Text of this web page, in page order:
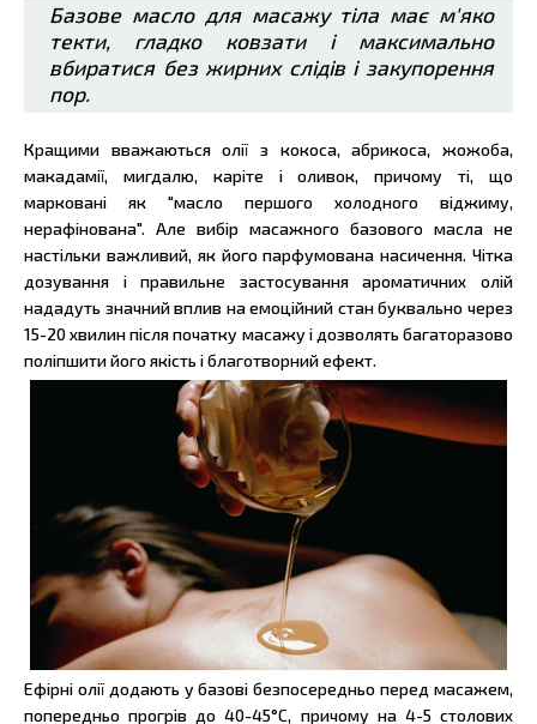
Базове масло для масажу тіла має м'яко
текти, гладко ковзати і максимально
вбиратися без жирних слідів і закупорення
пор.
Кращими вважаються олії з кокоса, абрикоса, жожоба,
макадамії, мигдалю, каріте і оливок, причому ті, що
марковані як "масло першого холодного віджиму,
нерафінована". Але вибір масажного базового масла не
настільки важливий, як його парфумована насичення. Чітка
дозування і правильне застосування ароматичних олій
нададуть значний вплив на емоційний стан буквально через
15-20 хвилин після початку масажу і дозволять багаторазово
поліпшити його якість і благотворний ефект.
Ефірні олії додають у базові безпосередньо перед масажем,
попередньо прогрів до 40-45°C, причому на 4-5 столових